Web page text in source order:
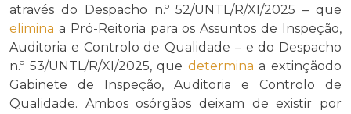
através do Despacho n.º 52/UNTL/R/XI/2025 – que
elimina a Pró-Reitoria para os Assuntos de Inspeção,
Auditoria e Controlo de Qualidade – e do Despacho
n.º 53/UNTL/R/XI/2025, que determina a extinçãodo
Gabinete de Inspeção, Auditoria e Controlo de
Qualidade. Ambos osórgãos deixam de existir por